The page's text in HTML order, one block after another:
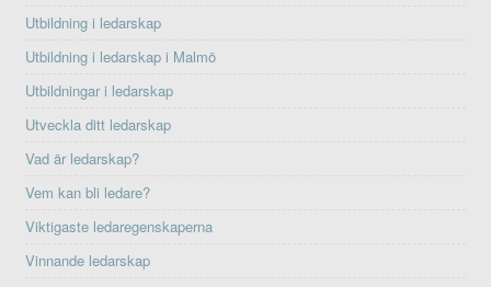
Utbildning i ledarskap
Utbildning i ledarskap i Malmö
Utbildningar i ledarskap
Utveckla ditt ledarskap
Vad är ledarskap?
Vem kan bli ledare?
Viktigaste ledaregenskaperna
Vinnande ledarskap